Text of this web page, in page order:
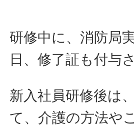
研修中に、消防局
日、修了証も付与
新入社員研修後は
て、介護の方法や